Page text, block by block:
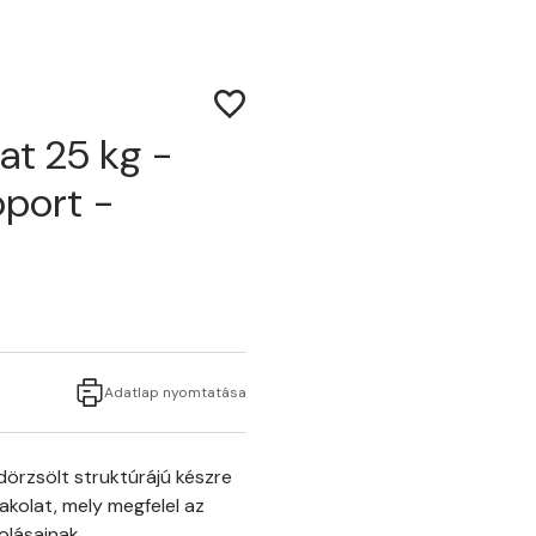
25 kg -
-
Adatlap nyomtatása
struktúrájú készre
mely megfelel az